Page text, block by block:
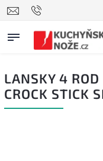
LANSKY 4
CROCK STICK